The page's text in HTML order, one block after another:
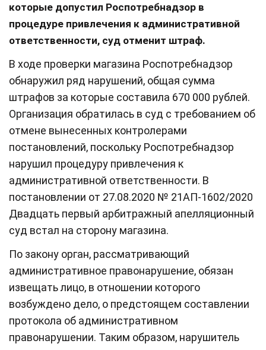
которые допустил Роспотребнадзор в
процедуре привлечения к административной
ответственности, суд отменит штраф.
В ходе проверки магазина Роспотребнадзор
обнаружил ряд нарушений, общая сумма
штрафов за которые составила 670 000 рублей.
Организация обратилась в суд с требованием об
отмене вынесенных контролерами
постановлений, поскольку Роспотребнадзор
нарушил процедуру привлечения к
административной ответственности. В
постановлении от 27.08.2020 № 21АП-1602/2020
Двадцать первый арбитражный апелляционный
суд встал на сторону магазина.
По закону орган, рассматривающий
административное правонарушение, обязан
извещать лицо, в отношении которого
возбуждено дело, о предстоящем составлении
протокола об административном
правонарушении. Таким образом, нарушитель